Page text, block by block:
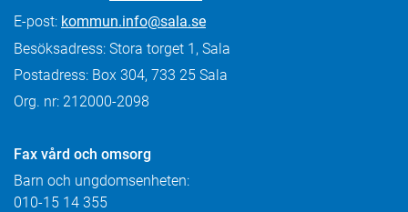
E-post: kommun.info@sala.se
Besöksadress: Stora torget 1, Sala
Postadress: Box 304, 733 25 Sala
Org. nr: 212000-2098
Fax vård och omsorg
Barn och ungdomsenheten:
010-15 14 355